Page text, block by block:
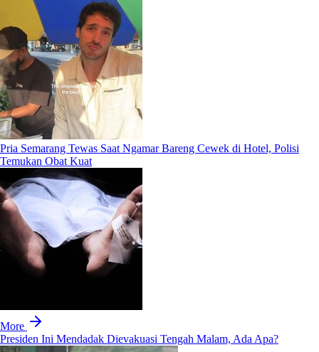
Pria Semarang Tewas Saat Ngamar Bareng Cewek di Hotel, Polisi
Temukan Obat Kuat
More
Presiden Ini Mendadak Dievakuasi Tengah Malam, Ada Apa?